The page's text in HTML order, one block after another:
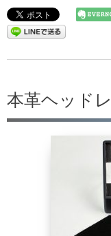
本革ヘッド